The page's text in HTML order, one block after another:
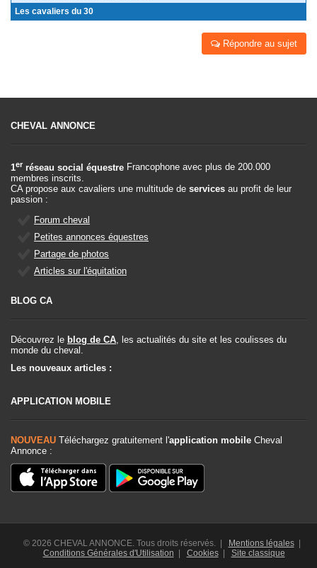
Les cavaliers du 30
Répondre au sujet
CHEVAL ANNONCE
1er réseau social équestre Francophone avec plus de 200.000
membres inscrits.
CA propose aux cavaliers une multitude de services au profit de leur
passion :
Forum cheval
Petites annonces équestres
Partage de photos
Articles sur l'équitation
BLOG CA
Découvrez le blog de CA , les actualités du site et les coulisses du
monde du cheval.
Les nouveaux articles :
APPLICATION MOBILE
NOUVEAU Téléchargez gratuitement l'application mobile Cheval
Annonce :
© 2026 CHEVAL ANNONCE. Tous droits réservés. | Mentions légales|
Conditions Générales d'Utilisation | Cookies| Site classique